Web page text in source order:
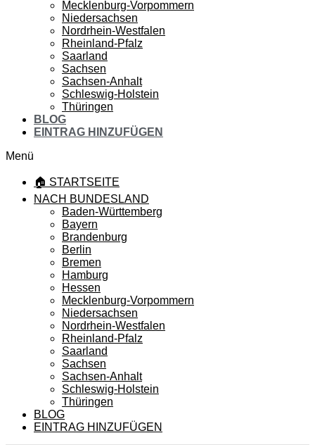
Mecklenburg-Vorpommern
Niedersachsen
Nordrhein-Westfalen
Rheinland-Pfalz
Saarland
Sachsen
Sachsen-Anhalt
Schleswig-Holstein
Thüringen
BLOG
EINTRAG HINZUFÜGEN
Menü
🏠 STARTSEITE
NACH BUNDESLAND
Baden-Württemberg
Bayern
Brandenburg
Berlin
Bremen
Hamburg
Hessen
Mecklenburg-Vorpommern
Niedersachsen
Nordrhein-Westfalen
Rheinland-Pfalz
Saarland
Sachsen
Sachsen-Anhalt
Schleswig-Holstein
Thüringen
BLOG
EINTRAG HINZUFÜGEN